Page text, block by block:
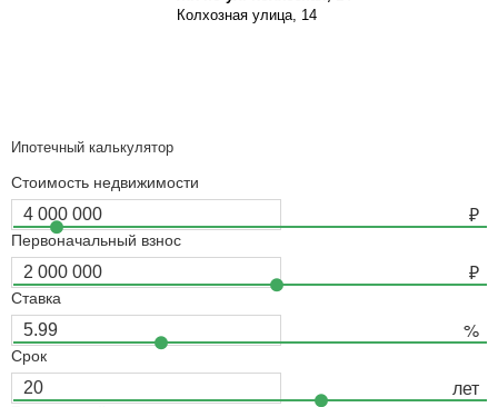
Колхозная улица, 14
Ипотечный калькулятор
Стоимость недвижимости
Первоначальный взнос
Ставка
Срок